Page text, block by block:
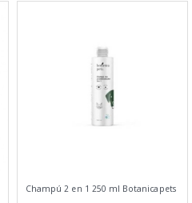
Champú 2 en 1 250 ml Botanicapets